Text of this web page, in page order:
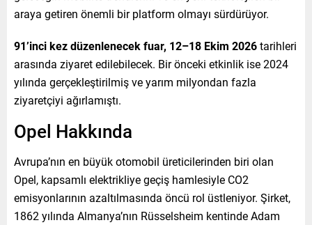
araya getiren önemli bir platform olmayı sürdürüyor.
91’inci kez düzenlenecek fuar, 12–18 Ekim 2026tarihleri
arasında ziyaret edilebilecek. Bir önceki etkinlik ise 2024
yılında gerçekleştirilmiş ve yarım milyondan fazla
ziyaretçiyi ağırlamıştı.
Opel Hakkında
Avrupa’nın en büyük otomobil üreticilerinden biri olan
Opel, kapsamlı elektrikliye geçiş hamlesiyle CO2
emisyonlarının azaltılmasında öncü rol üstleniyor. Şirket,
1862 yılında Almanya’nın Rüsselsheim kentinde Adam